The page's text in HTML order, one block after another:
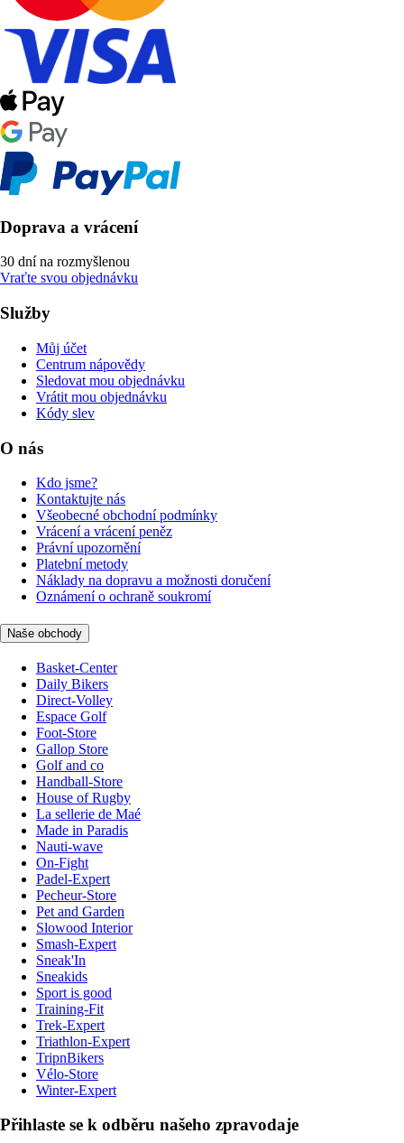
Doprava a vrácení
30 dní na rozmyšlenou
Vraťte svou objednávku
Služby
Můj účet
Centrum nápovědy
Sledovat mou objednávku
Vrátit mou objednávku
Kódy slev
O nás
Kdo jsme?
Kontaktujte nás
Všeobecné obchodní podmínky
Vrácení a vrácení peněz
Právní upozornění
Platební metody
Náklady na dopravu a možnosti doručení
Oznámení o ochraně soukromí
Naše obchody
Basket-Center
Daily Bikers
Direct-Volley
Espace Golf
Foot-Store
Gallop Store
Golf and co
Handball-Store
House of Rugby
La sellerie de Maé
Made in Paradis
Nauti-wave
On-Fight
Padel-Expert
Pecheur-Store
Pet and Garden
Slowood Interior
Smash-Expert
Sneak'In
Sneakids
Sport is good
Training-Fit
Trek-Expert
Triathlon-Expert
TripnBikers
Vélo-Store
Winter-Expert
Přihlaste se k odběru našeho zpravodaje